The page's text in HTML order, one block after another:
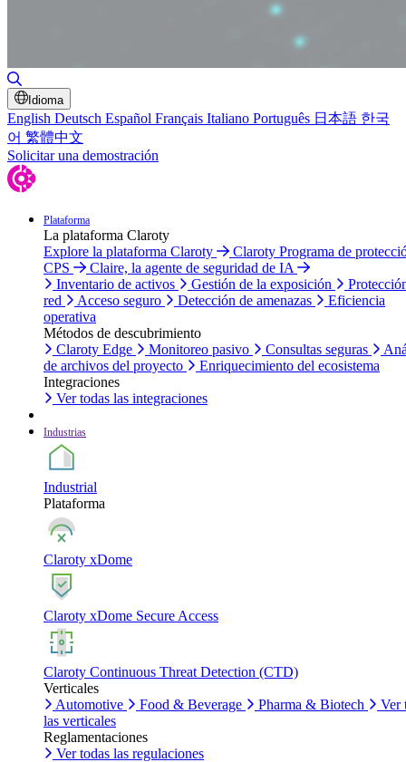
Idioma
English Deutsch Español Français Italiano Português 日本語 한국
어 繁體中文
Solicitar una demostración
Plataforma
La plataforma Claroty
Explore la plataforma Claroty
Claroty Programa de
CPS
Claire, la agente de seguridad de IA
Inventario de activos
Gestión de la exposición
red
Acceso seguro Detección de amenazas
Eficiencia
operativa
Métodos de descubrimiento
Claroty Edge
Monitoreo pasivo Consultas seguras
de archivos del proyecto
Enriquecimiento del ecosistema
Integraciones
Ver todas las integraciones
Industrias
Industrial
Plataforma
Claroty xDome
Claroty xDome Secure Access
Claroty Continuous Threat Detection (CTD)
Verticales
Automotive
Food & Beverage Pharma & Biotech
Ver
las verticales
Reglamentaciones
Ver todas las regulaciones